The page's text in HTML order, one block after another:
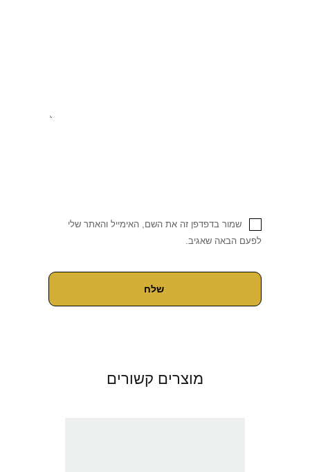
שמור בדפדפן זה את השם, האימייל והאתר שלי
לפעם הבאה שאגיב.
מוצרים קשורים